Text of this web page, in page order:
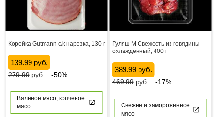
Корейка Gutmann с/к нарезка, 130 г
139.99 руб.
279.99руб. -50%
Вяленое мясо, копченое
мясо
Гуляш М Свежесть из говядины
охлаждённый, 400 г
389.99 руб.
469.99руб. -17%
Свежее и замороженное
мясо